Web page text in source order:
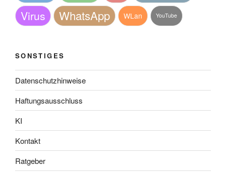
Virus WhatsApp WLan YouTube
SONSTIGES
Datenschutzhinweise
Haftungsausschluss
KI
Kontakt
Ratgeber